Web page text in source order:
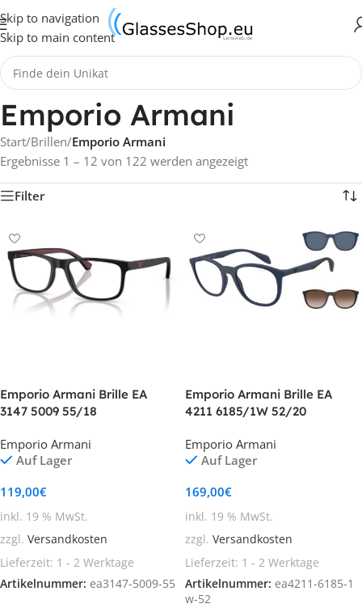
Skip to navigation
Skip to main content
Emporio Armani
Start/Brillen/Emporio Armani
Ergebnisse 1 – 12 von 122 werden angezeigt
Filter
Emporio Armani Brille EA
3147 5009 55/18
Emporio Armani
Auf Lager
119,00€
inkl. 19 % MwSt.
zzgl. Versandkosten
Lieferzeit: 1 - 2 Werktage
Artikelnummer: ea3147-5009-55
Emporio Armani Brille EA
4211 6185/1W 52/20
Emporio Armani
Auf Lager
169,00€
inkl. 19 % MwSt.
zzgl. Versandkosten
Lieferzeit: 1 - 2 Werktage
Artikelnummer: ea4211-6185-1
w-52